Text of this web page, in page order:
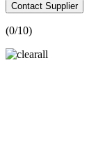
Contact Supplier
(0/10)